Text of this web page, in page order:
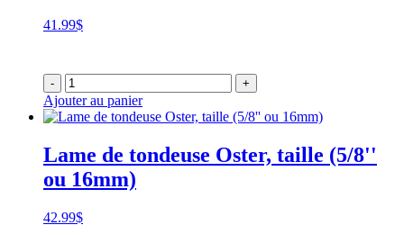
41.99$
- +
Ajouter au panier
Lame de tondeuse Oster, taille (5/8''
ou 16mm)
42.99$